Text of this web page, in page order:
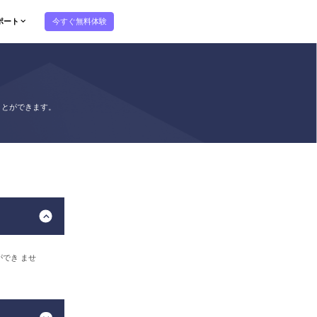
ート 今すぐ無料体験
ができます。
でき ませ